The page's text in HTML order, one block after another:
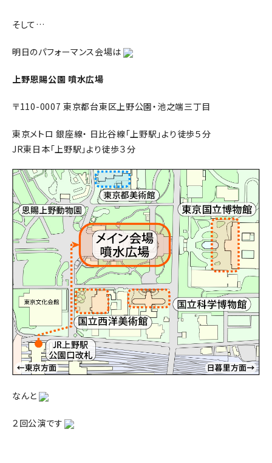
そして…
明日のパフォーマンス会場は
上野恩賜公園 噴水広場
〒110-0007 東京都台東区上野公園・池之端三丁目
東京メトロ 銀座線・ 日比谷線「上野駅」より徒歩５分
JR東日本「上野駅」より徒歩３分
なんと
２回公演です